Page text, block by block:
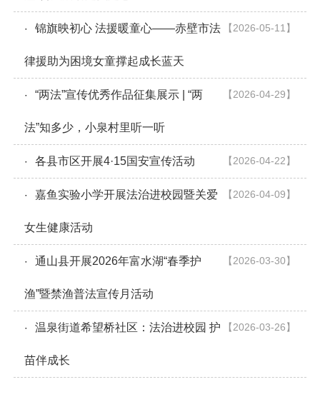
【2026-05-11】
· 锦旗映初心 法援暖童心——赤壁市法
律援助为困境女童撑起成长蓝天
【2026-04-29】
· “两法”宣传优秀作品征集展示 | “两
法”知多少，小泉村里听一听
【2026-04-22】
· 各县市区开展4·15国安宣传活动
【2026-04-09】
· 嘉鱼实验小学开展法治进校园暨关爱
女生健康活动
【2026-03-30】
· 通山县开展2026年富水湖“春季护
渔”暨禁渔普法宣传月活动
【2026-03-26】
· 温泉街道希望桥社区：法治进校园 护
苗伴成长